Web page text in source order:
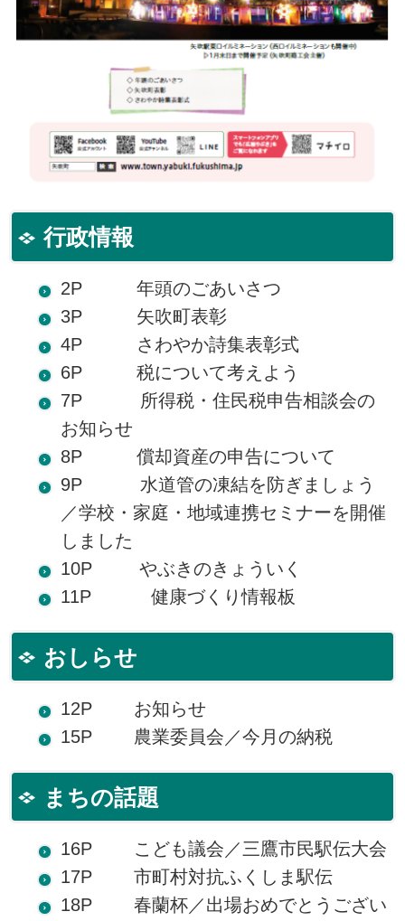
行政情報
2P 年頭のごあいさつ
3P 矢吹町表彰
4P さわやか詩集表彰式
6P 税について考えよう
7P 所得税・住民税申告相談会の
お知らせ
8P 償却資産の申告について
9P 水道管の凍結を防ぎましょう
／学校・家庭・地域連携セミナーを開催
しました
10P やぶきのきょういく
11P 健康づくり情報板
おしらせ
12P お知らせ
15P 農業委員会／今月の納税
まちの話題
16P こども議会／三鷹市民駅伝大会
17P 市町村対抗ふくしま駅伝
18P 春蘭杯／出場おめでとうござい